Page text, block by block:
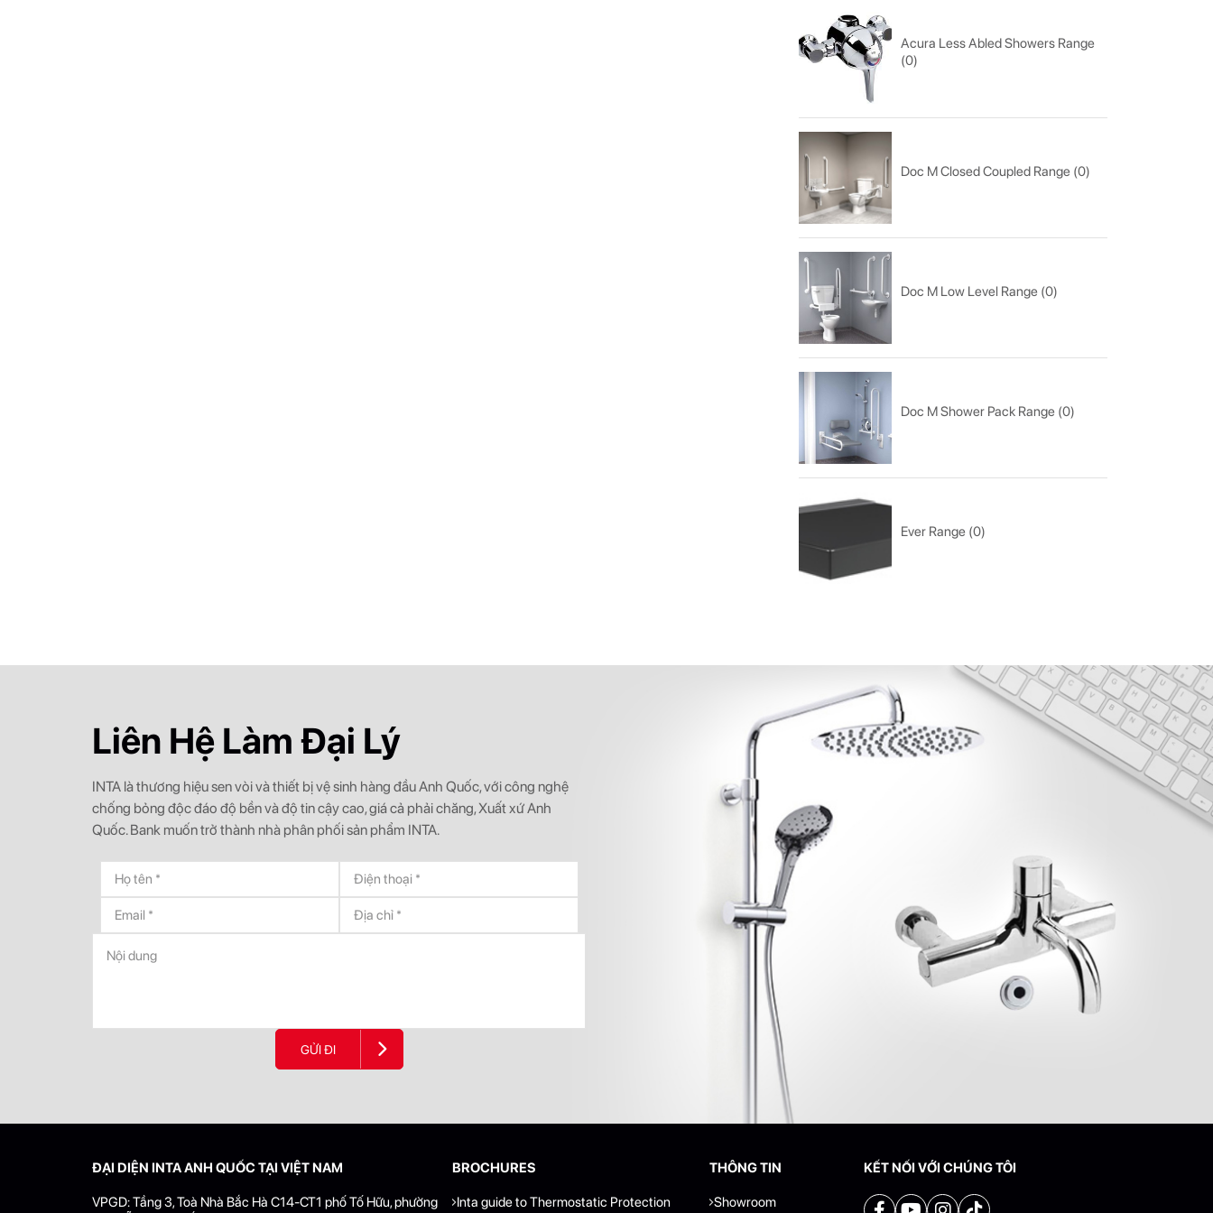
Acura Less Abled Showers Range
(0)
Doc M Closed Coupled Range (0)
Doc M Low Level Range (0)
Doc M Shower Pack Range (0)
Ever Range (0)
Liên Hệ Làm Đại Lý
INTA là thương hiệu sen vòi và thiết bị vệ sinh hàng đầu Anh Quốc, với công nghệ
chống bỏng độc đáo độ bền và độ tin cậy cao, giá cả phải chăng, Xuất xứ Anh
Quốc. Bank muốn trở thành nhà phân phối sản phẩm INTA.
GỬI ĐI
ĐẠI DIỆN INTA ANH QUỐC TẠI VIỆT NAM
VPGD: Tầng 3, Toà Nhà Bắc Hà C14-CT1 phố Tố Hữu, phường
BROCHURES
Inta guide to Thermostatic Protection
THÔNG TIN
Showroom
KẾT NỐI VỚI CHÚNG TÔI